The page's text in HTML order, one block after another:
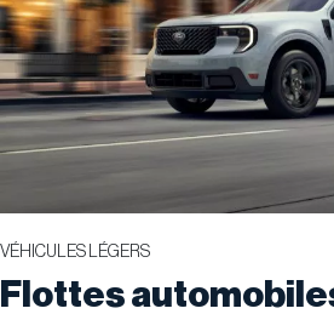
VÉHICULES LÉGERS
Flottes